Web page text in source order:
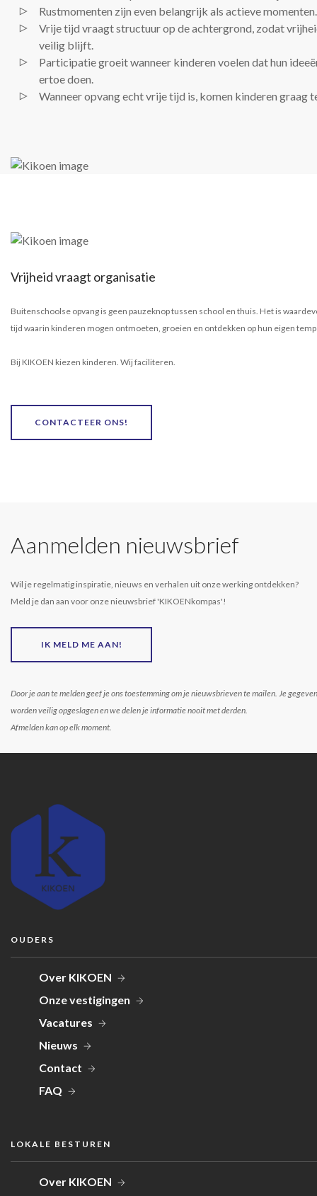
Rustmomenten zijn even belangrijk als actieve momenten.
Vrije tijd vraagt structuur op de achtergrond, zodat
veilig blijft.
Participatie groeit wanneer kinderen voelen dat hun
ertoe doen.
Wanneer opvang echt vrije tijd is, komen kinderen graag
Vrijheid vraagt organisatie
Buitenschoolse opvang is geen pauzeknop tussen school en thuis. Het is
tijd waarin kinderen mogen ontmoeten, groeien en ontdekken op hun eigen
Bij KIKOEN kiezen kinderen. Wij faciliteren.
CONTACTEER ONS!
Aanmelden nieuwsbrief
Wil je regelmatig inspiratie, nieuws en verhalen uit onze werking ontdekken?
Meld je dan aan voor onze nieuwsbrief 'KIKOENkompas'!
IK MELD ME AAN!
Door je aan te melden geef je ons toestemming om je nieuwsbrieven te mailen. Je
worden veilig opgeslagen en we delen je informatie nooit met derden.
Afmelden kan op elk moment.
OUDERS
Over KIKOEN
Onze vestigingen
Vacatures
Nieuws
Contact
FAQ
LOKALE BESTUREN
Over KIKOEN